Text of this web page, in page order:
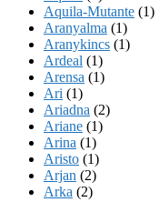
Aquila-Mutante (1)
Aranyalma (1)
Aranykincs (1)
Ardeal (1)
Arensa (1)
Ari (1)
Ariadna (2)
Ariane (1)
Arina (1)
Aristo (1)
Arjan (2)
Arka (2)